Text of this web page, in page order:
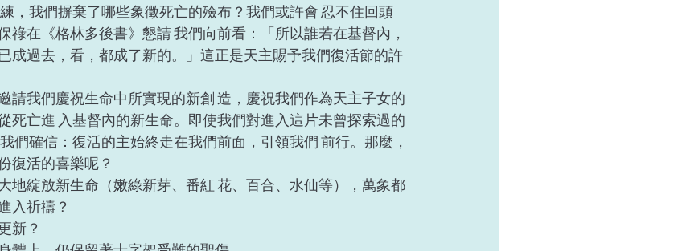
，我們摒棄了哪些象徵死亡的殮布？我們或許會 忍不住回頭
祿在《格林多後書》懇請 我們向前看：「所以誰若在基督內，
成過去，看，都成了新的。」這正是天主賜予我們復活節的許
請我們慶祝生命中所實現的新創 造，慶祝我們作為天主子女的
死亡進 入基督內的新生命。即使我們對進入這片未曾探索過的
們確信：復活的主始終走在我們前面，引領我們 前行。那麼，
復活的喜樂呢？
地綻放新生命（嫩綠新芽、番紅 花、百合、水仙等），萬象都
入祈禱？
新？